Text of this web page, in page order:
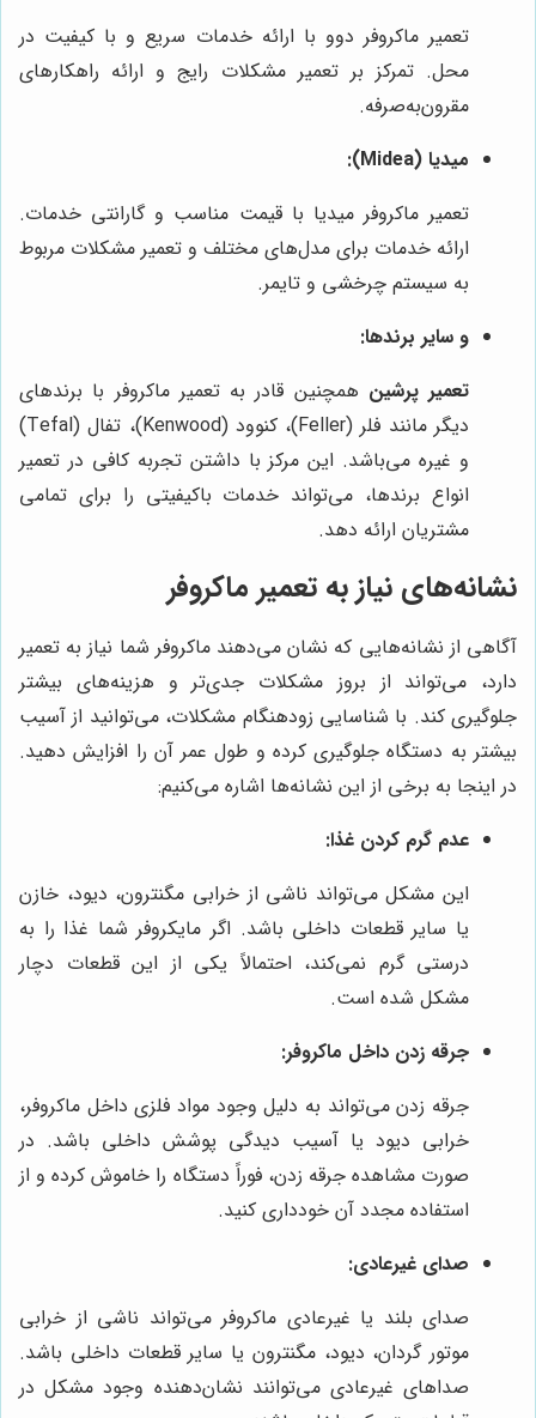
تعمیر ماکروفر دوو با ارائه خدمات سریع و با کیفیت در
محل. تمرکز بر تعمیر مشکلات رایج و ارائه راهکارهای
مقرون‌به‌صرفه.
میدیا (Midea):
تعمیر ماکروفر میدیا با قیمت مناسب و گارانتی خدمات.
ارائه خدمات برای مدل‌های مختلف و تعمیر مشکلات مربوط
به سیستم چرخشی و تایمر.
و سایر برندها:
تعمیر پرشین همچنین قادر به تعمیر ماکروفر با برندهای
دیگر مانند فلر (Feller)، کنوود (Kenwood)، تفال (Tefal)
و غیره می‌باشد. این مرکز با داشتن تجربه کافی در تعمیر
انواع برندها، می‌تواند خدمات باکیفیتی را برای تمامی
مشتریان ارائه دهد.
نشانه‌های نیاز به تعمیر ماکروفر
آگاهی از نشانه‌هایی که نشان می‌دهند ماکروفر شما نیاز به تعمیر
دارد، می‌تواند از بروز مشکلات جدی‌تر و هزینه‌های بیشتر
جلوگیری کند. با شناسایی زودهنگام مشکلات، می‌توانید از آسیب
بیشتر به دستگاه جلوگیری کرده و طول عمر آن را افزایش دهید.
در اینجا به برخی از این نشانه‌ها اشاره می‌کنیم:
عدم گرم کردن غذا:
این مشکل می‌تواند ناشی از خرابی مگنترون، دیود، خازن
یا سایر قطعات داخلی باشد. اگر مایکروفر شما غذا را به
درستی گرم نمی‌کند، احتمالاً یکی از این قطعات دچار
مشکل شده است.
جرقه زدن داخل ماکروفر:
جرقه زدن می‌تواند به دلیل وجود مواد فلزی داخل ماکروفر،
خرابی دیود یا آسیب دیدگی پوشش داخلی باشد. در
صورت مشاهده جرقه زدن، فوراً دستگاه را خاموش کرده و از
استفاده مجدد آن خودداری کنید.
صدای غیرعادی:
صدای بلند یا غیرعادی ماکروفر می‌تواند ناشی از خرابی
موتور گردان، دیود، مگنترون یا سایر قطعات داخلی باشد.
صداهای غیرعادی می‌توانند نشان‌دهنده وجود مشکل در